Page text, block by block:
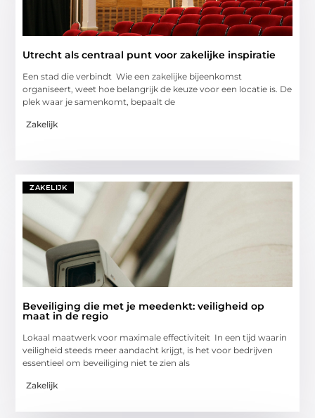
Utrecht als centraal punt voor zakelijke inspiratie
Een stad die verbindt Wie een zakelijke bijeenkomst
organiseert, weet hoe belangrijk de keuze voor een locatie is. De
plek waar je samenkomt, bepaalt de
Zakelijk
ZAKELIJK
Beveiliging die met je meedenkt: veiligheid op
maat in de regio
Lokaal maatwerk voor maximale effectiviteit In een tijd waarin
veiligheid steeds meer aandacht krijgt, is het voor bedrijven
essentieel om beveiliging niet te zien als
Zakelijk